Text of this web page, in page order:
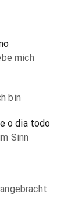
mich
bin
o dia todo
Sinn